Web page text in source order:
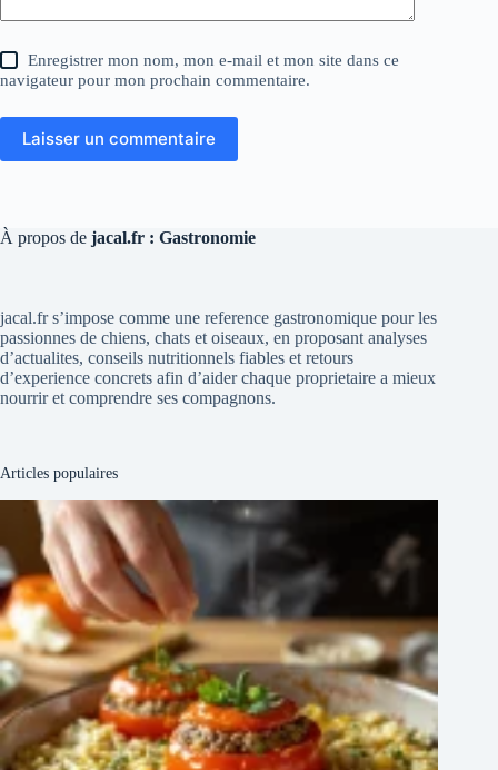
Enregistrer mon nom, mon e-mail et mon site dans ce
navigateur pour mon prochain commentaire.
Laisser un commentaire
À propos de jacal.fr : Gastronomie
jacal.fr s’impose comme une reference gastronomique pour les
passionnes de chiens, chats et oiseaux, en proposant analyses
d’actualites, conseils nutritionnels fiables et retours
d’experience concrets afin d’aider chaque proprietaire a mieux
nourrir et comprendre ses compagnons.
Articles populaires